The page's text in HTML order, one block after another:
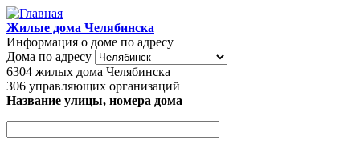
Перейти к основному содержанию
Жилые дома Челябинска
Информация о доме по адресу
Дома по адресу
6304 жилых дома Челябинска
306 управляющих организаций
Название улицы, номера дома